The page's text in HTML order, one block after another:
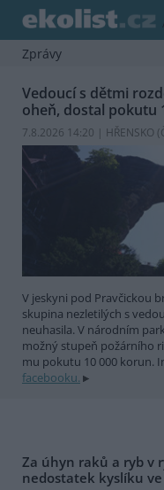
Zprávy
Vedoucí s dětmi
oheň, dostal pokutu
7.8.2026 14:20 | HŘENSKO (
V jeskyni pod Pravčickou
skupina nezletilých s
neuhasila. V národním
možný stupeň požárního
mu pokutu 10 000 korun.
facebooku.
Za úhyn raků a ryb v
nedostatek kyslíku ve